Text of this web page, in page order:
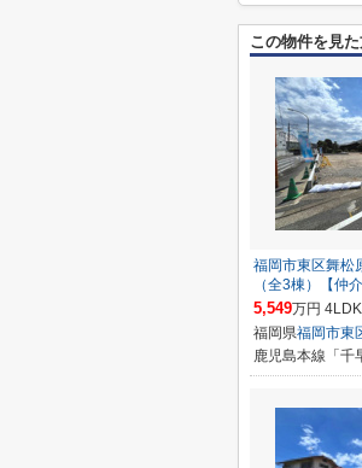
この物件を見
福岡市東区舞
（全3棟）【仲
5,549万円
福岡県福岡市東
鹿児島本線「千